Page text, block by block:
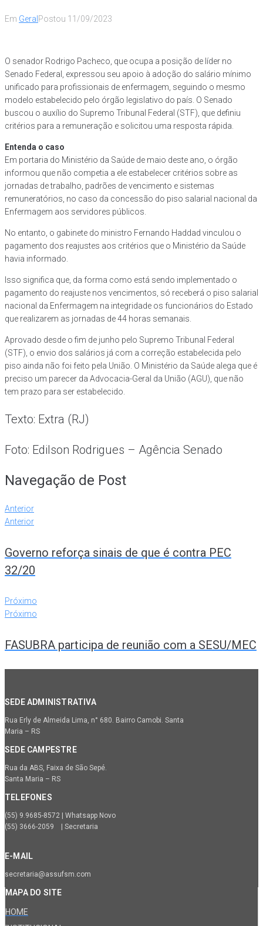
Em Geral Postou 11/09/2023
O senador Rodrigo Pacheco, que ocupa a posição de líder no
Senado Federal, expressou seu apoio à adoção do salário mínimo
unificado para profissionais de enfermagem, seguindo o mesmo
modelo estabelecido pelo órgão legislativo do país. O Senado
buscou o auxílio do Supremo Tribunal Federal (STF), que definiu
critérios para a remuneração e solicitou uma resposta rápida.
Entenda o caso
Em portaria do Ministério da Saúde de maio deste ano, o órgão
informou que não competia a ele estabelecer critérios sobre as
jornadas de trabalho, padrões de vencimento e sistemas
remuneratórios, no caso da concessão do piso salarial nacional da
Enfermagem aos servidores públicos.
No entanto, o gabinete do ministro Fernando Haddad vinculou o
pagamento dos reajustes aos critérios que o Ministério da Saúde
havia informado.
Isso significa que, da forma como está sendo implementado o
pagamento do reajuste nos vencimentos, só receberá o piso salarial
nacional da Enfermagem na integridade os funcionários do Estado
que realizarem as jornadas de 44 horas semanais.
Aprovado desde o fim de junho pelo Supremo Tribunal Federal
(STF), o envio dos salários já com a correção estabelecida pelo
piso ainda não foi feito pela União. O Ministério da Saúde alega que é
preciso um parecer da Advocacia-Geral da União (AGU), que não
tem prazo para ser estabelecido.
Texto: Extra (RJ)
Foto: Edilson Rodrigues – Agência Senado
Navegação de Post
Anterior
Anterior
Governo reforça sinais de que é contra PEC
32/20
Próximo
Próximo
FASUBRA participa de reunião com a SESU/MEC
SEDE ADMINISTRATIVA
Rua Erly de Almeida Lima, n° 680. Bairro Camobi. Santa
Maria – RS
SEDE CAMPESTRE
Rua da ABS, Faixa de São Sepé.
Santa Maria – RS
TELEFONES
(55) 9.9685-8572 | Whatsapp Novo
(55) 3666-2059 | Secretaria
E-MAIL
secretaria@assufsm.com
MAPA DO SITE
HOME